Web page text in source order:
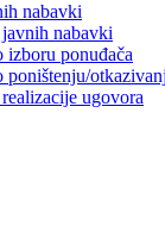
nabavki
nabavki
izboru ponuđača
poništenju/
ugovora